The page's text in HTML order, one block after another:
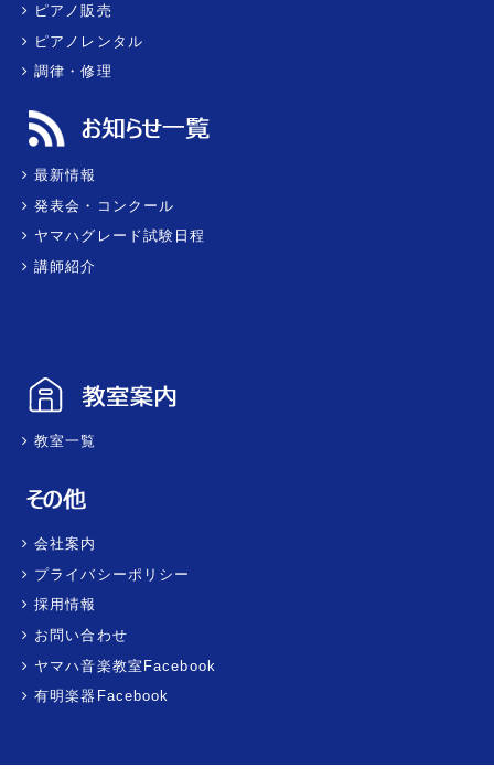
ピアノ販売
ピアノレンタル
調律・修理
最新情報
発表会・コンクール
ヤマハグレード試験日程
講師紹介
教室一覧
会社案内
プライバシーポリシー
採用情報
お問い合わせ
ヤマハ音楽教室Facebook
有明楽器Facebook